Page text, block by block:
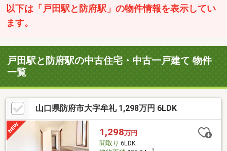
以下は「戸田駅と防府駅」の物件情報を表示してい
ます。
戸田駅と防府駅の中古住宅・中古一戸建て 物件
一覧
山口県防府市大字牟礼 1,298万円 6LDK
1,298万円
間取り 6LDK